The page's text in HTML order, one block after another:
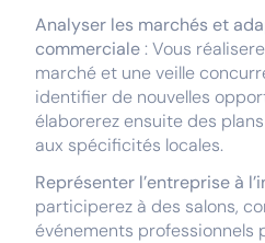
Analyser les marchés et
commerciale: Vous
marché et une veille
identifier de nouvelles
élaborerez ensuite des
aux spécificités locales.
Représenter l’entreprise à
participerez à des salons,
événements professionnels